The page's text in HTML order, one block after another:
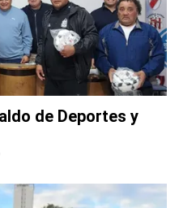
de Deportes y